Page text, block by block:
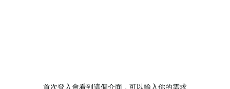
首次登入會看到這個介面，可以輸入你的需求